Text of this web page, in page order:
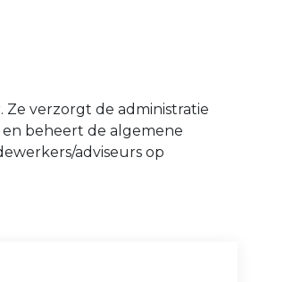
Ze verzorgt de administratie
beheert de algemene
adviseurs op